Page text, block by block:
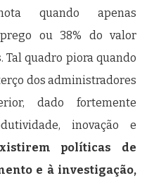
quando apenas
ou 38% do valor
Tal quadro piora quando
dos administradores
dado fortemente
inovação e
políticas de
e à investigação,